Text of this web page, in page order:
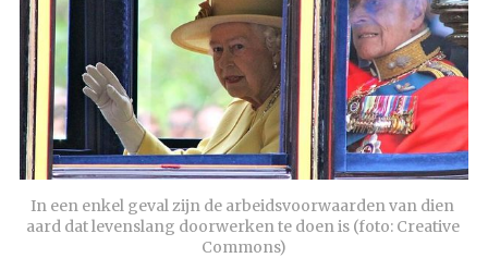
In een enkel geval zijn de arbeidsvoorwaarden van dien
aard dat levenslang doorwerken te doen is (foto: Creative
Commons)